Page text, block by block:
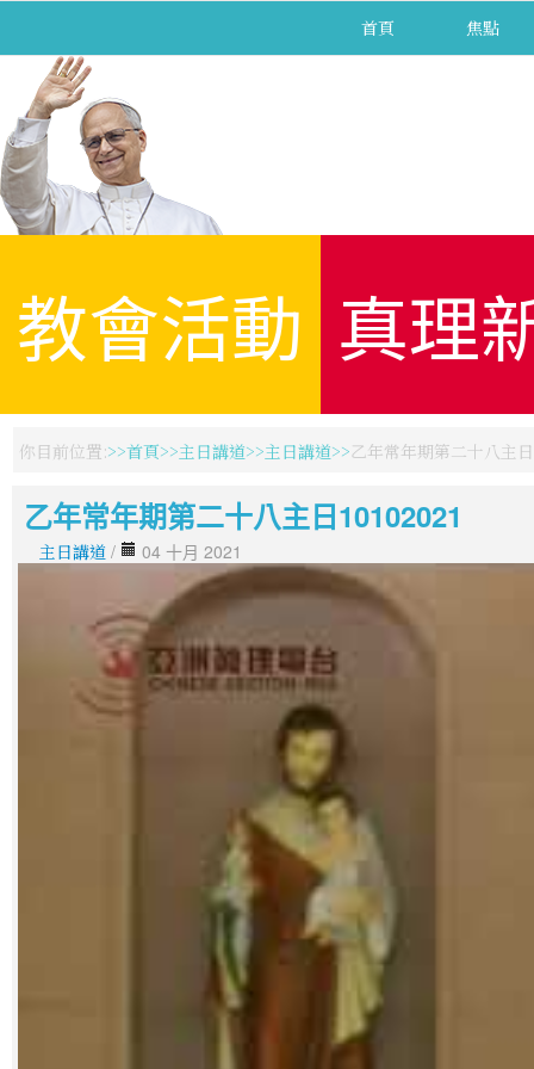
首頁 焦點
教會活動 真理
你目前位置: 首頁 主日講道 主日講道 乙年常年期第二十八主
乙年常年期第二十八主日10102021
主日講道 / 04 十月 2021